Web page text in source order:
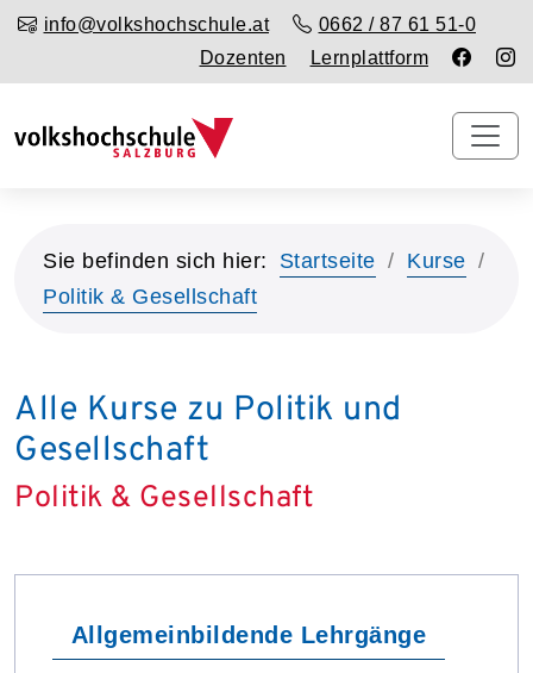
info@volkshochschule.at
0662 / 87 61 51-0
Dozenten
Lernplattform
Sie befinden sich hier: Startseite
Kurse
Politik & Gesellschaft
Alle Kurse zu Politik und
Gesellschaft
Politik & Gesellschaft
Allgemeinbildende Lehrgänge